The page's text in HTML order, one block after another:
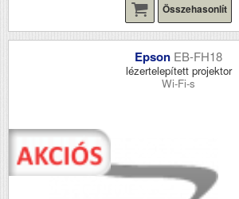
Összehasonlít
Epson EB-FH18
lézertelepített projektor
Wi-Fi-s